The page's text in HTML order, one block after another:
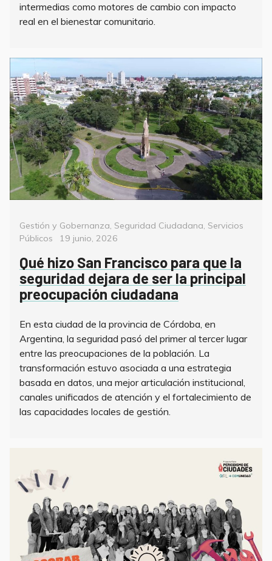
intermedias como motores de cambio con impacto
real en el bienestar comunitario.
Categorías
Gestión y Gobernanza, Seguridad Ciudadana, Servicios
Públicos
Posted
19 junio, 2026
Qué hizo San Francisco para que la
seguridad dejara de ser la principal
preocupación ciudadana
En esta ciudad de la provincia de Córdoba, en
Argentina, la seguridad pasó del primer al tercer lugar
entre las preocupaciones de la población. La
transformación estuvo asociada a una estrategia
basada en datos, una mejor articulación institucional,
canales unificados de atención y el fortalecimiento de
las capacidades locales de gestión.